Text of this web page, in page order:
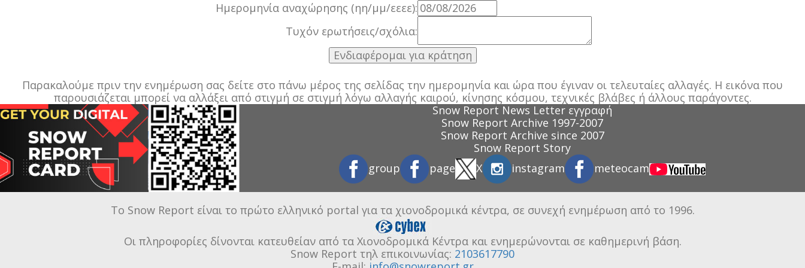
Ημερομηνία αναχώρησης (ηη/μμ/εεεε):
Τυχόν ερωτήσεις/σχόλια:
Παρακαλούμε πριν την ενημέρωση σας δείτε στο πάνω μέρος της σελίδας την ημερομηνία και ώρα που έγιναν οι τελευταίες αλλαγές. Η εικόνα που
παρουσιάζεται μπορεί να αλλάξει από στιγμή σε στιγμή λόγω αλλαγής καιρού, κίνησης κόσμου, τεχνικές βλάβες ή άλλους παράγοντες.
Snow Report News Letter εγγραφή
Snow Report Archive 1997-2007
Snow Report Archive since 2007
Snow Report Story
group
page X instagram meteocam
Το Snow Report είναι το πρώτο ελληνικό portal για τα χιονοδρομικά κέντρα, σε συνεχή ενημέρωση από το 1996.
Οι πληροφορίες δίνονται κατευθείαν από τα Χιονοδρομικά Κέντρα και ενημερώνονται σε καθημερινή βάση.
Snow Report τηλ επικοινωνίας: 2103617790